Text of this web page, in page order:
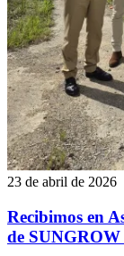
23 de abril de 2026
Recibimos en
de